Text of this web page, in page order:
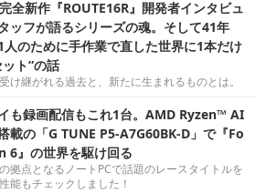
全新作『ROUTE16R』開発者インタビュ
ッフが語るシリーズの魂。そして41年
人のために手作業で直した世界に1本だけ
ト”の話
け継がれる過去と、新たに生まれるものとは。
も録画配信もこれ1台。AMD Ryzen™ AI
載の「G TUNE P5-A7G60BK-D」で『Fo
6』の世界を駆け回る
拠点となるノートPCで話題のレースタイトルを
能もチェックしました！